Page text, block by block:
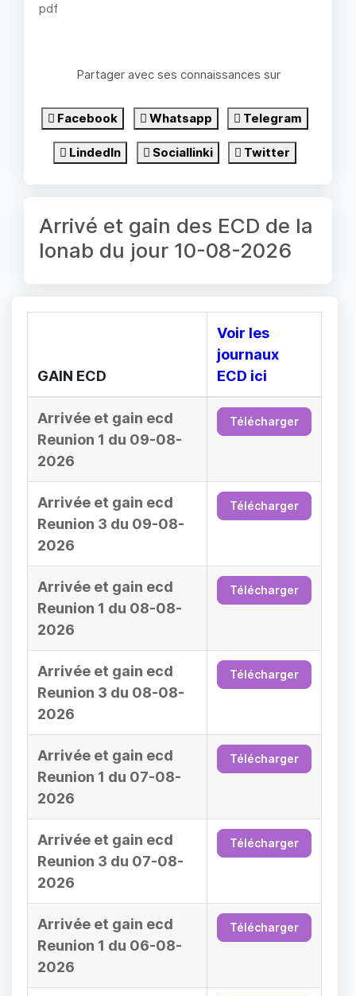
pdf
Partager avec ses connaissances sur
Facebook Whatsapp Telegram
LindedIn Sociallinki Twitter
Arrivé et gain des ECD de la
lonab du jour 10-08-2026
GAIN ECD
Voir les
journaux
ECD ici
Arrivée et gain ecd
Reunion 1 du 09-08-
2026
Télécharger
Arrivée et gain ecd
Reunion 3 du 09-08-
2026
Télécharger
Arrivée et gain ecd
Reunion 1 du 08-08-
2026
Télécharger
Arrivée et gain ecd
Reunion 3 du 08-08-
2026
Télécharger
Arrivée et gain ecd
Reunion 1 du 07-08-
2026
Télécharger
Arrivée et gain ecd
Reunion 3 du 07-08-
2026
Télécharger
Arrivée et gain ecd
Reunion 1 du 06-08-
2026
Télécharger